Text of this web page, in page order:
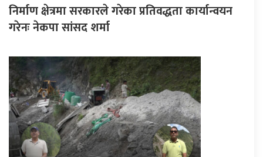
निर्माण क्षेत्रमा सरकारले गरेका प्रतिवद्धता कार्यान्वयन
गरेनः नेकपा सांसद शर्मा